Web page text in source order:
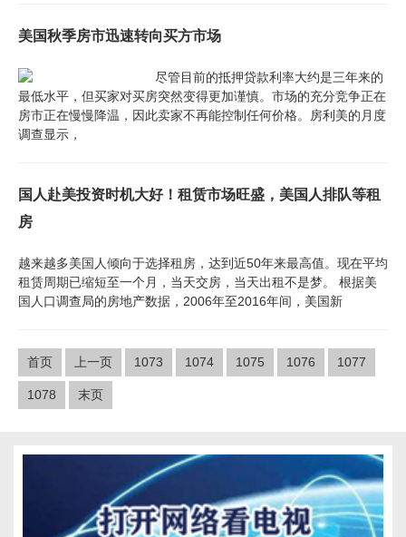
美国秋季房市迅速转向买方市场
尽管目前的抵押贷款利率大约是三年来的
最低水平，但买家对买房突然变得更加谨慎。市场的充分竞争正在
房市正在慢慢降温，因此卖家不再能控制任何价格。房利美的月度
调查显示，
国人赴美投资时机大好！租赁市场旺盛，美国人排队等租
房
越来越多美国人倾向于选择租房，达到近50年来最高值。现在平均
租赁周期已缩短至一个月，当天交房，当天出租不是梦。 根据美
国人口调查局的房地产数据，2006年至2016年间，美国新
首页 上一页 1073 1074 1075 1076 1077
1078 末页